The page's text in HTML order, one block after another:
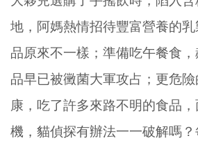
地，阿媽熱情招待豐富營養的
品原來不一樣；準備吃午餐食
品早已被黴菌大軍攻占；更危
康，吃了許多來路不明的食品
機，貓偵探有辦法一一破解嗎